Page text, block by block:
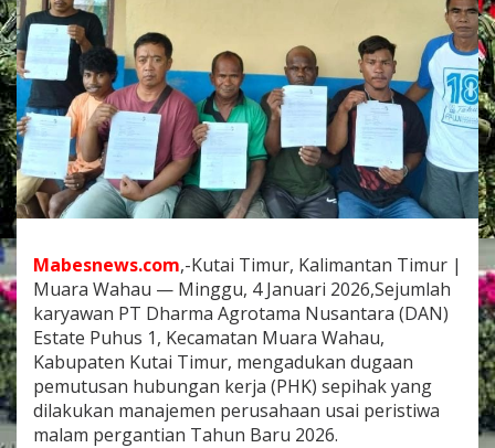
u
s
1
M
u
a
r
a
n
g
a
u
k
e
D
i
Mabesnews.com,-Kutai Timur, Kalimantan Timur |
Muara Wahau — Minggu, 4 Januari 2026,Sejumlah
karyawan PT Dharma Agrotama Nusantara (DAN)
Estate Puhus 1, Kecamatan Muara Wahau,
Kabupaten Kutai Timur, mengadukan dugaan
pemutusan hubungan kerja (PHK) sepihak yang
dilakukan manajemen perusahaan usai peristiwa
malam pergantian Tahun Baru 2026.